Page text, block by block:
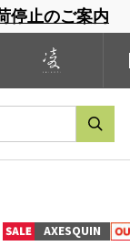
停止のご案内
品一覧
AXESQUIN